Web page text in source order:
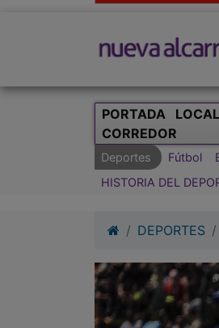
PORTADA LOCAL
CORREDOR
Deportes Fútbol
HISTORIA DEL
DEPORTES